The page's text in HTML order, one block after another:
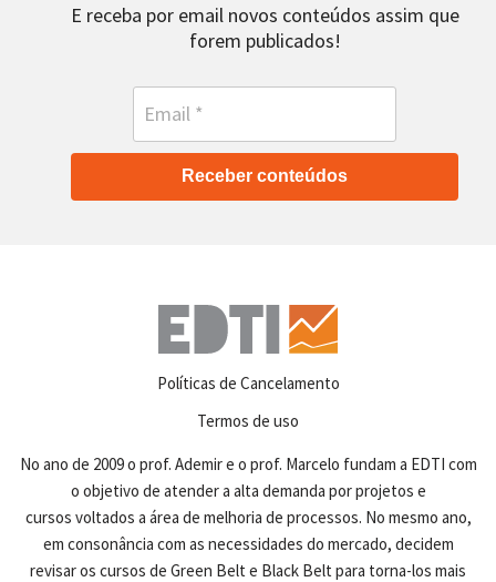
E receba por email novos conteúdos assim que
forem publicados!
Receber conteúdos
Políticas de Cancelamento
Termos de uso
No ano de 2009 o prof. Ademir e o prof. Marcelo fundam a EDTI com
o objetivo de atender a alta demanda por projetos e
cursos voltados a área de melhoria de processos. No mesmo ano,
em consonância com as necessidades do mercado, decidem
revisar os cursos de Green Belt e Black Belt para torna-los mais